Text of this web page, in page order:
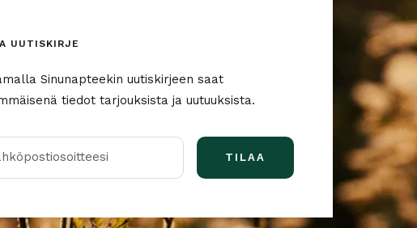
UUTISKIRJE
Sinunapteekin uutiskirjeen saat
tiedot tarjouksista ja uutuuksista.
TILAA